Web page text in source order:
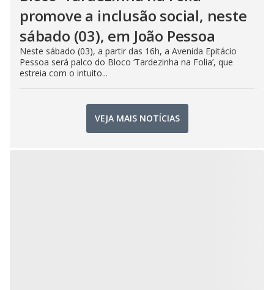
promove a inclusão social, neste
sábado (03), em João Pessoa
Neste sábado (03), a partir das 16h, a Avenida Epitácio
Pessoa será palco do Bloco ‘Tardezinha na Folia’, que
estreia com o intuito...
VEJA MAIS NOTÍCIAS